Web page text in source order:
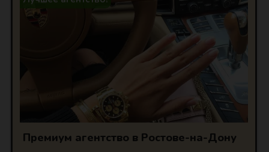
Премиум агентство в Ростове-на-Дону